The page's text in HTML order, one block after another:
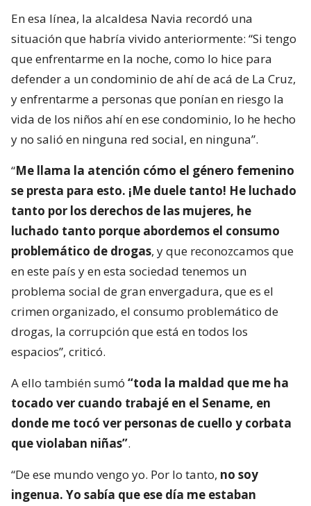
En esa línea, la alcaldesa Navia recordó una
situación que habría vivido anteriormente: “Si tengo
que enfrentarme en la noche, como lo hice para
defender a un condominio de ahí de acá de La Cruz,
y enfrentarme a personas que ponían en riesgo la
vida de los niños ahí en ese condominio, lo he hecho
y no salió en ninguna red social, en ninguna”.
“Me llama la atención cómo el género femenino
se presta para esto. ¡Me duele tanto! He luchado
tanto por los derechos de las mujeres, he
luchado tanto porque abordemos el consumo
problemático de drogas, y que reconozcamos que
en este país y en esta sociedad tenemos un
problema social de gran envergadura, que es el
crimen organizado, el consumo problemático de
drogas, la corrupción que está en todos los
espacios”, criticó.
A ello también sumó “toda la maldad que me ha
tocado ver cuando trabajé en el Sename, en
donde me tocó ver personas de cuello y corbata
que violaban niñas”.
“De ese mundo vengo yo. Por lo tanto, no soy
ingenua. Yo sabía que ese día me estaban